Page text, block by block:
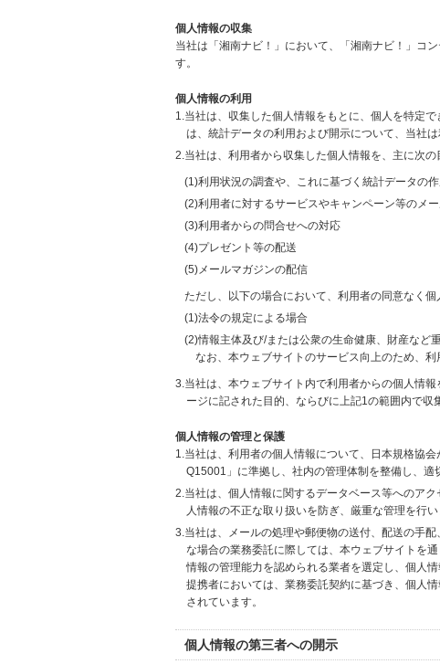
個人情報の収集
当社は「湘南ナビ！」において、「湘南ナビ！」コ
す。
個人情報の利用
1.当社は、収集した個人情報をもとに、個人を特定
は、統計データの利用および開示について、当社
2.当社は、利用者から収集した個人情報を、主に次の
(1)利用状況の調査や、これに基づく統計データの
(2)利用者に対するサービスやキャンペーン等のメ
(3)利用者からの問合せへの対応
(4)プレゼント等の配送
(5)メールマガジンの配信
ただし、以下の場合において、利用者の同意なく個
(1)法令の規定による場合
(2)情報主体及び/または公衆の生命健康、財産など
なお、本ウェブサイトのサービス向上のため、
3.当社は、本ウェブサイト内で利用者からの個人情
ージに記された目的、ならびに上記1の範囲内で収
個人情報の管理と保護
1.当社は、利用者の個人情報について、日本規格協
Q15001」に準拠し、社内の管理体制を整備し、適
2.当社は、個人情報に関するデータベース等へのア
人情報の不正な取り扱いを防ぎ、厳重な管理を行い
3.当社は、メールの処理や郵便物の送付、配送の手
な場合の業務委託に際しては、本ウェブサイトを
情報の管理能力を認められる業者を選定し、個人
提携者においては、業務委託契約に基づき、個人
されています。
個人情報の第三者への開示